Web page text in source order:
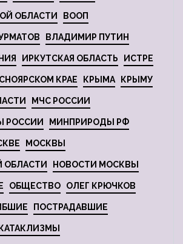
ОБЛАСТИ ВООП
ВЛАДИМИР ПУТИН
ИРКУТСКАЯ ОБЛАСТЬ ИСТРЕ
КРАЕ КРЫМА КРЫМУ
МЧС РОССИИ
РОССИИ МИНПРИРОДЫ РФ
МОСКВЫ
ОБЛАСТИ НОВОСТИ МОСКВЫ
ОБЩЕСТВО ОЛЕГ КРЮЧКОВ
ПОСТРАДАВШИЕ